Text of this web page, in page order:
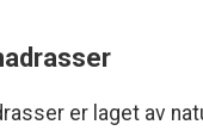
er laget av